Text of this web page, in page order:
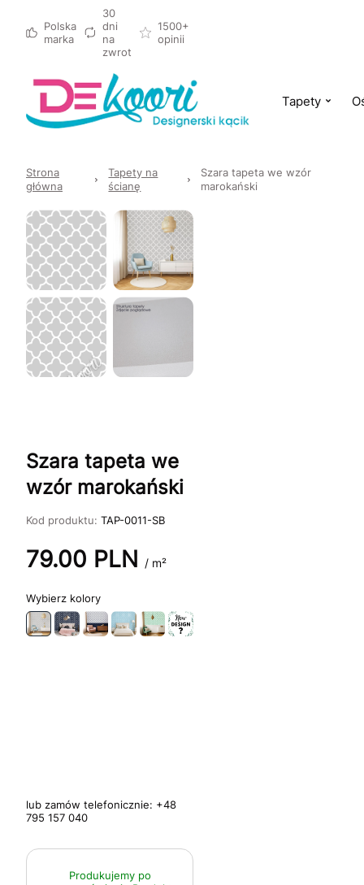
Polska
marka
30
dni
na
zwrot
1500+
opinii
Tapety
Strona
główna
Tapety na
ścianę
Szara tapeta we wzór
marokański
Szara tapeta we
wzór marokański
Kod produktu: TAP-0011-SB
79.00 PLN / m²
kolory
lub zamów telefonicznie: +48
795 157 040
Produkujemy po